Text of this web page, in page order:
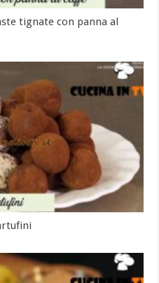
tignate con panna al